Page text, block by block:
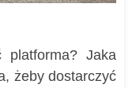
platforma? Jaka
żeby dostarczyć